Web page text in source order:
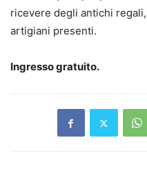
ricevere degli antichi
artigiani presenti.
Ingresso gratuito.